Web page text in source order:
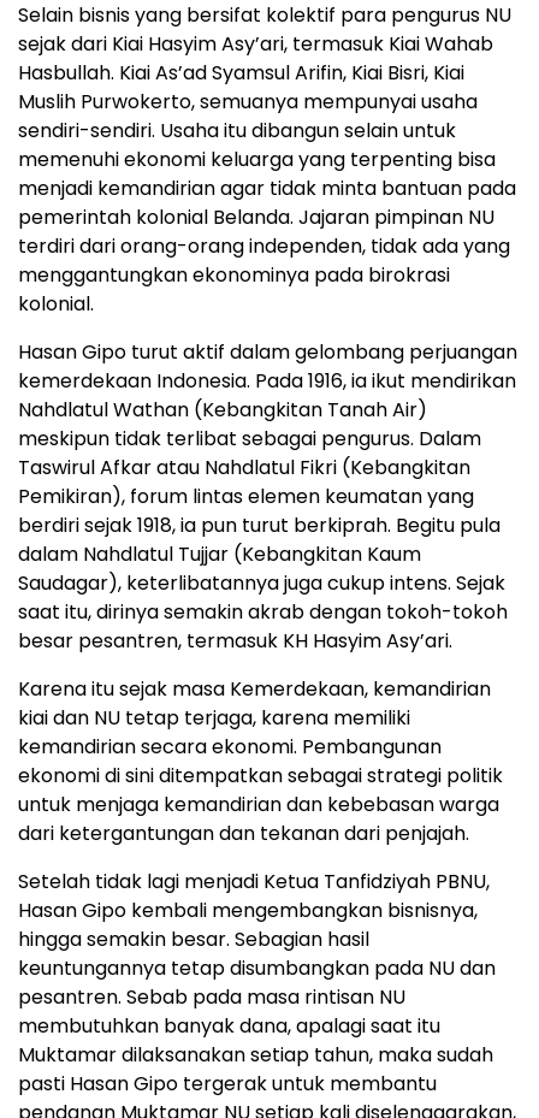
Selain bisnis yang bersifat kolektif para pengurus NU
sejak dari Kiai Hasyim Asy’ari, termasuk Kiai Wahab
Hasbullah. Kiai As’ad Syamsul Arifin, Kiai Bisri, Kiai
Muslih Purwokerto, semuanya mempunyai usaha
sendiri-sendiri. Usaha itu dibangun selain untuk
memenuhi ekonomi keluarga yang terpenting bisa
menjadi kemandirian agar tidak minta bantuan pada
pemerintah kolonial Belanda. Jajaran pimpinan NU
terdiri dari orang-orang independen, tidak ada yang
menggantungkan ekonominya pada birokrasi
kolonial.
Hasan Gipo turut aktif dalam gelombang perjuangan
kemerdekaan Indonesia. Pada 1916, ia ikut mendirikan
Nahdlatul Wathan (Kebangkitan Tanah Air)
meskipun tidak terlibat sebagai pengurus. Dalam
Taswirul Afkar atau Nahdlatul Fikri (Kebangkitan
Pemikiran), forum lintas elemen keumatan yang
berdiri sejak 1918, ia pun turut berkiprah. Begitu pula
dalam Nahdlatul Tujjar (Kebangkitan Kaum
Saudagar), keterlibatannya juga cukup intens. Sejak
saat itu, dirinya semakin akrab dengan tokoh-tokoh
besar pesantren, termasuk KH Hasyim Asy’ari.
Karena itu sejak masa Kemerdekaan, kemandirian
kiai dan NU tetap terjaga, karena memiliki
kemandirian secara ekonomi. Pembangunan
ekonomi di sini ditempatkan sebagai strategi politik
untuk menjaga kemandirian dan kebebasan warga
dari ketergantungan dan tekanan dari penjajah.
Setelah tidak lagi menjadi Ketua Tanfidziyah PBNU,
Hasan Gipo kembali mengembangkan bisnisnya,
hingga semakin besar. Sebagian hasil
keuntungannya tetap disumbangkan pada NU dan
pesantren. Sebab pada masa rintisan NU
membutuhkan banyak dana, apalagi saat itu
Muktamar dilaksanakan setiap tahun, maka sudah
pasti Hasan Gipo tergerak untuk membantu